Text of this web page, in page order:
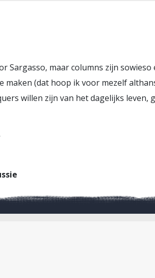
Sargasso, maar columns zijn sowieso
maken (dat hoop ik voor mezelf
willen zijn van het dagelijks leven,